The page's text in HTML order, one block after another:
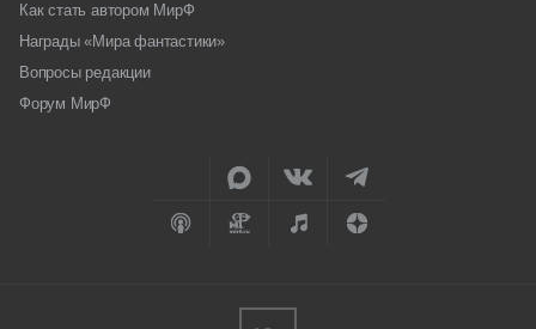
Как стать автором МирФ
Награды «Мира фантастики»
Вопросы редакции
Форум МирФ